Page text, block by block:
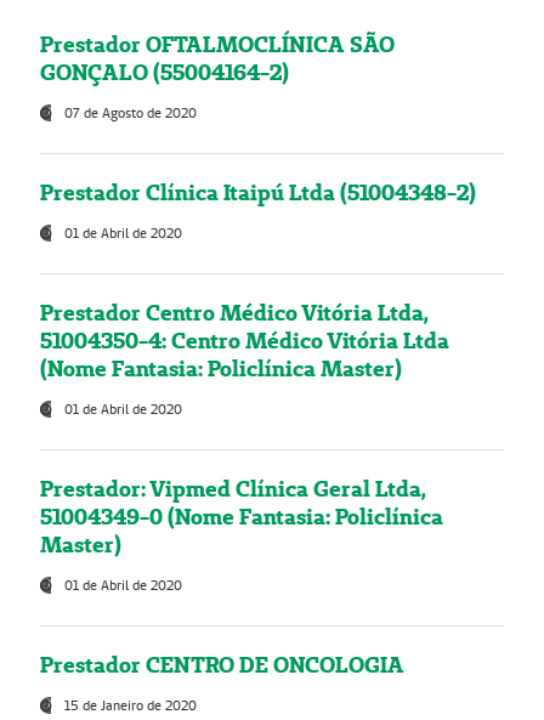
Prestador OFTALMOCLÍNICA SÃO
GONÇALO (55004164-2)
07 de Agosto de 2020
Prestador Clínica Itaipú Ltda (51004348-2)
01 de Abril de 2020
Prestador Centro Médico Vitória Ltda,
51004350-4: Centro Médico Vitória Ltda
(Nome Fantasia: Policlínica Master)
01 de Abril de 2020
Prestador: Vipmed Clínica Geral Ltda,
51004349-0 (Nome Fantasia: Policlínica
Master)
01 de Abril de 2020
Prestador CENTRO DE ONCOLOGIA
15 de Janeiro de 2020